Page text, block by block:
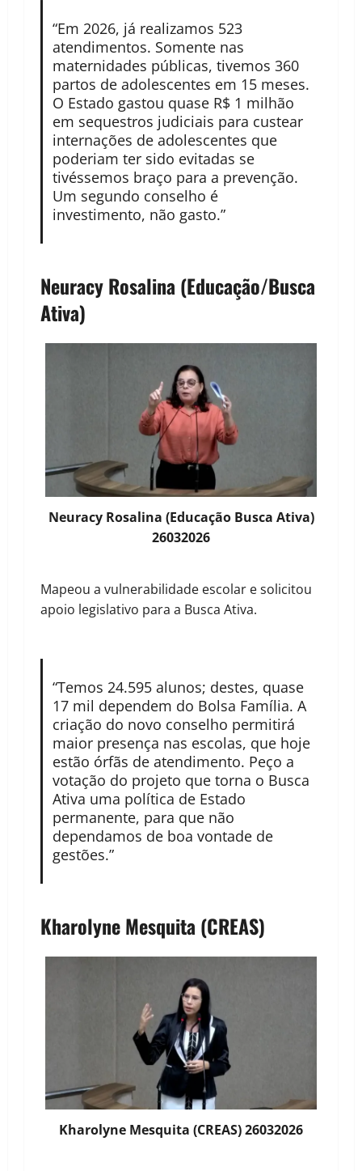
“Em 2026, já realizamos 523
atendimentos. Somente nas
maternidades públicas, tivemos 360
partos de adolescentes em 15 meses.
O Estado gastou quase R$ 1 milhão
em sequestros judiciais para custear
internações de adolescentes que
poderiam ter sido evitadas se
tivéssemos braço para a prevenção.
Um segundo conselho é
investimento, não gasto.”
Neuracy Rosalina (Educação/Busca
Ativa)
Neuracy Rosalina (Educação Busca Ativa)
26032026
Mapeou a vulnerabilidade escolar e solicitou
apoio legislativo para a Busca Ativa.
“Temos 24.595 alunos; destes, quase
17 mil dependem do Bolsa Família. A
criação do novo conselho permitirá
maior presença nas escolas, que hoje
estão órfãs de atendimento. Peço a
votação do projeto que torna o Busca
Ativa uma política de Estado
permanente, para que não
dependamos de boa vontade de
gestões.”
Kharolyne Mesquita (CREAS)
Kharolyne Mesquita (CREAS) 26032026